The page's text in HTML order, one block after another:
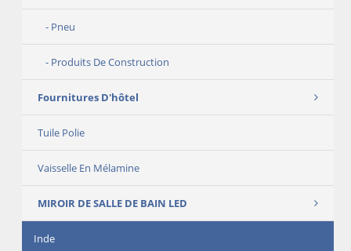
Pneu
Produits De Construction
Fournitures D'hôtel
Tuile Polie
Vaisselle En Mélamine
MIROIR DE SALLE DE BAIN LED
Inde